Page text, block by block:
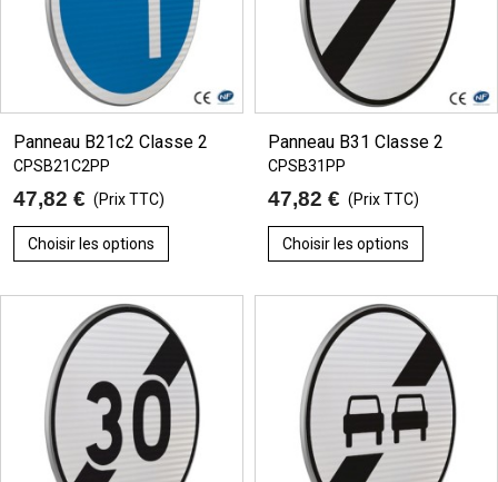
Panneau B21c2 Classe 2
CPSB21C2PP
47,82 € (Prix TTC)
Choisir les options
Panneau B31 Classe 2
CPSB31PP
47,82 € (Prix TTC)
Choisir les options